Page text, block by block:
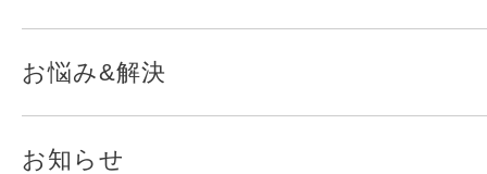
お悩み&解決
お知らせ